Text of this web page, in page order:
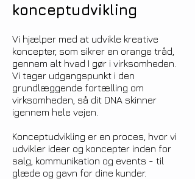
konceptudvikling
Vi hjælper med at udvikle kreative
koncepter, som sikrer en orange tråd,
gennem alt hvad I gør i virksomheden.
Vi tager udgangspunkt i den
grundlæggende fortælling om
virksomheden, så dit DNA skinner
igennem hele vejen.
Konceptudvikling er en proces, hvor vi
udvikler ideer og koncepter inden for
salg, kommunikation og events - til
glæde og gavn for dine kunder.